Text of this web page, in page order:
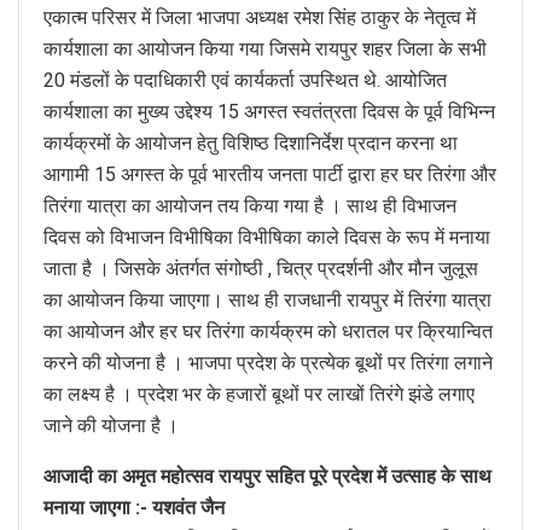
एकात्म परिसर में जिला भाजपा अध्यक्ष रमेश सिंह ठाकुर के नेतृत्व में
कार्यशाला का आयोजन किया गया जिसमे रायपुर शहर जिला के सभी
20 मंडलों के पदाधिकारी एवं कार्यकर्ता उपस्थित थे. आयोजित
कार्यशाला का मुख्य उद्देश्य 15 अगस्त स्वतंत्रता दिवस के पूर्व विभिन्न
कार्यक्रमों के आयोजन हेतु विशिष्ठ दिशानिर्देश प्रदान करना था
आगामी 15 अगस्त के पूर्व भारतीय जनता पार्टी द्वारा हर घर तिरंगा और
तिरंगा यात्रा का आयोजन तय किया गया है । साथ ही विभाजन
दिवस को विभाजन विभीषिका विभीषिका काले दिवस के रूप में मनाया
जाता है । जिसके अंतर्गत संगोष्ठी , चित्र प्रदर्शनी और मौन जुलूस
का आयोजन किया जाएगा। साथ ही राजधानी रायपुर में तिरंगा यात्रा
का आयोजन और हर घर तिरंगा कार्यक्रम को धरातल पर क्रियान्वित
करने की योजना है । भाजपा प्रदेश के प्रत्येक बूथों पर तिरंगा लगाने
का लक्ष्य है । प्रदेश भर के हजारों बूथों पर लाखों तिरंगे झंडे लगाए
जाने की योजना है ।
आजादी का अमृत महोत्सव रायपुर सहित पूरे प्रदेश में उत्साह के साथ
मनाया जाएगा :- यशवंत जैन